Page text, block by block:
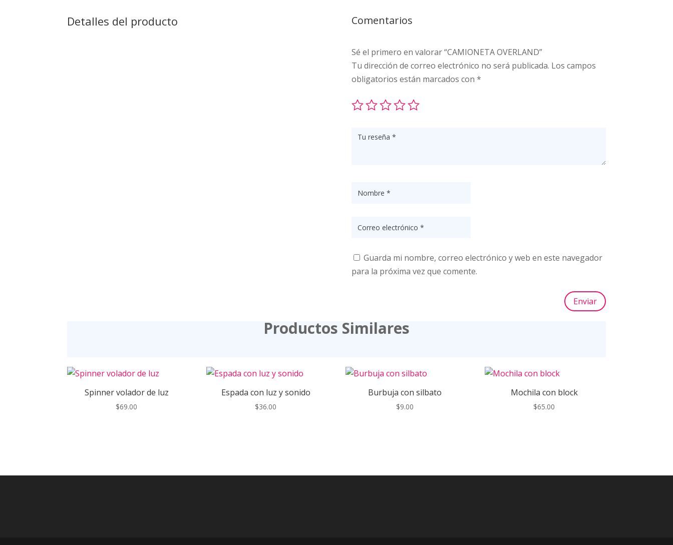
Detalles del producto Comentarios
Sé el primero en valorar “CAMIONETA OVERLAND”
Tu dirección de correo electrónico no será publicada. Los campos
obligatorios están marcados con *
Guarda mi nombre, correo electrónico y web en este navegador
para la próxima vez que comente.
Enviar
Productos Similares
Spinner volador de luz
$69.00
Espada con luz y sonido
$36.00
Burbuja con silbato
$9.00
Mochila con block
$65.00